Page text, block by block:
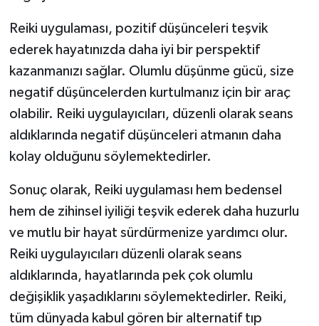
Reiki uygulaması, pozitif düşünceleri teşvik
ederek hayatınızda daha iyi bir perspektif
kazanmanızı sağlar. Olumlu düşünme gücü, size
negatif düşüncelerden kurtulmanız için bir araç
olabilir. Reiki uygulayıcıları, düzenli olarak seans
aldıklarında negatif düşünceleri atmanın daha
kolay olduğunu söylemektedirler.
Sonuç olarak, Reiki uygulaması hem bedensel
hem de zihinsel iyiliği teşvik ederek daha huzurlu
ve mutlu bir hayat sürdürmenize yardımcı olur.
Reiki uygulayıcıları düzenli olarak seans
aldıklarında, hayatlarında pek çok olumlu
değişiklik yaşadıklarını söylemektedirler. Reiki,
tüm dünyada kabul gören bir alternatif tıp